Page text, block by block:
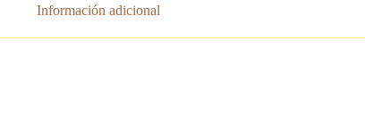
Información adicional